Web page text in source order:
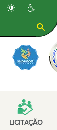
LICITAÇÃO